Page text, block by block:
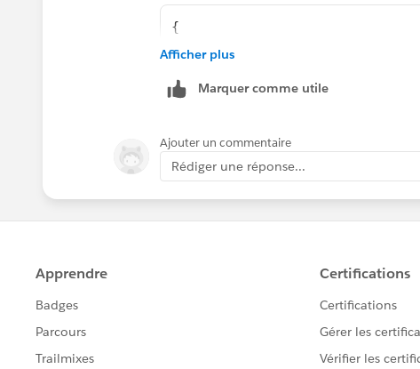
{
"name": "as per the challenge ",
}
Use workbench to update the field value
Afficher plus
Marquer comme utile
Ajouter un commentaire
Rédiger une réponse...